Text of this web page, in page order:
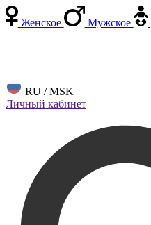
Женское Мужское
RU / MSK
Личный кабинет